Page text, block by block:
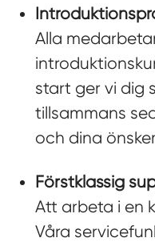
Alla
start ger vi dig
tillsammans
och dina
Förstklassig
Att arbeta i en
Våra